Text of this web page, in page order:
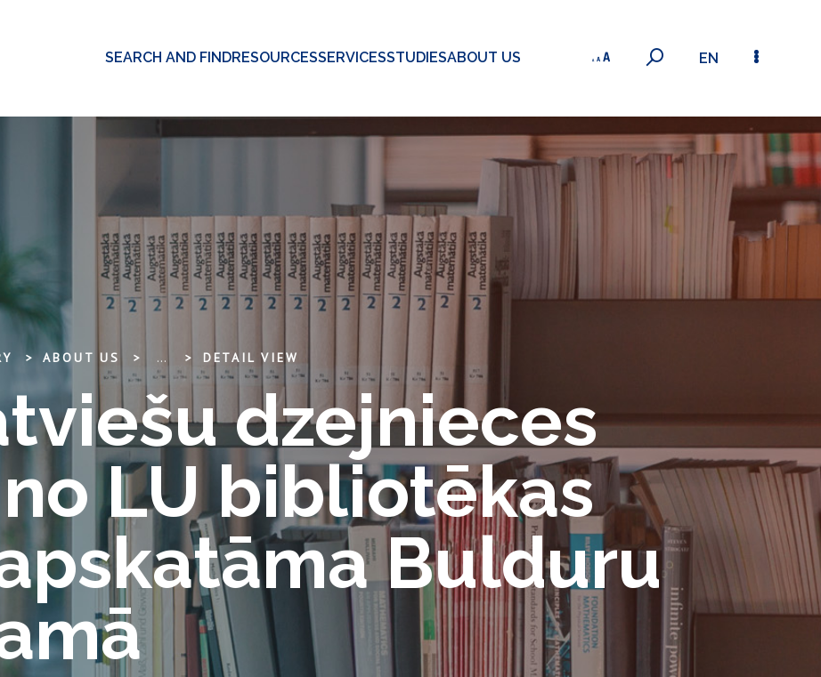
SEARCH AND FINDRESOURCESSERVICESSTUDIESABOUT US EN
ABOUT US ... DETAIL VIEW
dzejnieces
LU bibliotēkas
Bulduru